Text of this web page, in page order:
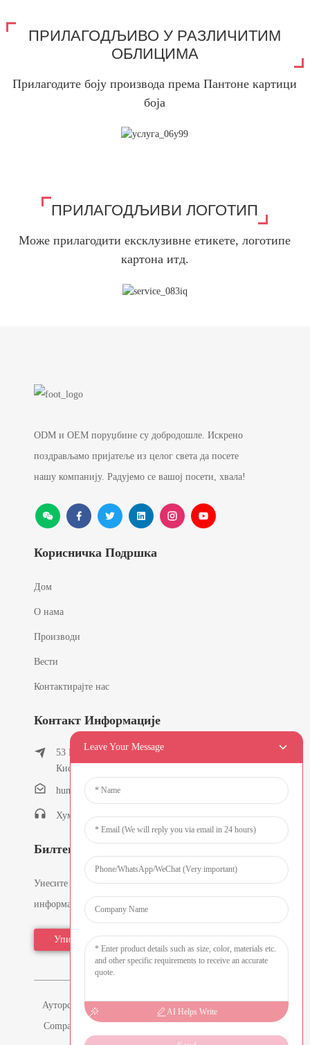
ПРИЛАГОДЉИВО У РАЗЛИЧИТИМ
ОБЛИЦИМА
Прилагодите боју производа према Пантоне картици
боја
ПРИЛАГОДЉИВИ ЛОГОТИП
Може прилагодити ексклузивне етикете, логотипе
картона итд.
ODM и OEM поруџбине су добродошле. Искрено
поздрављамо пријатеље из целог света да посете
нашу компанију. Радујемо се вашој посети, хвала!
Корисничка Подршка
Дом
О нама
Производи
Вести
Контактирајте нас
Контакт Информације
53 Еаст Цхунфенг Роад, Тиелукенг Виллаге,
Кисхи Товн, Донггуан, Гуангдонг, Кина
humanlu@foxmail.com
Хуманлу: +86-15818288461
Билтени
Унесите своју имејл адресу и послаћемо вам најновије
информативне планове.
Упит Сада
Ауторска права © 2026 Dongguan Hmflowers Industrial
Company Limited Сва права задржана - -Мапа сајта-
Leave Your Message
AI Helps Write